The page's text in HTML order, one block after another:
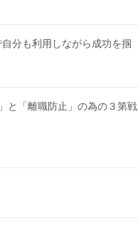
分も利用しながら成功を掴
と「離職防止」の為の３第戦